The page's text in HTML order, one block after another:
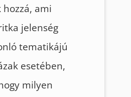
ami
jelenség
tematikájú
esetében,
milyen